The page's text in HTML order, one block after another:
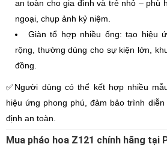
an toàn cho gia đình và trẻ nhỏ – phù
ngoại, chụp ảnh kỷ niệm.
Giàn tổ hợp nhiều ống: tạo hiệu
rộng, thường dùng cho sự kiện lớn,
đồng.
✅Người dùng có thể kết hợp nhiều
hiệu ứng phong phú, đảm bảo trình
định an toàn.
Mua pháo hoa Z121 chính hãng tại